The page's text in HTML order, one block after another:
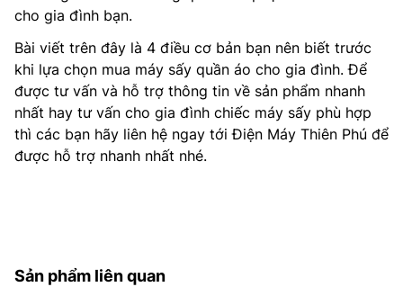
cho gia đình bạn.
Bài viết trên đây là 4 điều cơ bản bạn nên biết trước
khi lựa chọn mua máy sấy quần áo cho gia đình. Để
được tư vấn và hỗ trợ thông tin về sản phẩm nhanh
nhất hay tư vấn cho gia đình chiếc máy sấy phù hợp
thì các bạn hãy liên hệ ngay tới Điện Máy Thiên Phú để
được hỗ trợ nhanh nhất nhé.
Sản phẩm liên quan